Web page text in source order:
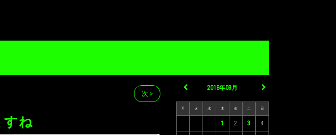
次 >
すね
2018年03月
月 火 水 木 金 土 日
1 2 3 4